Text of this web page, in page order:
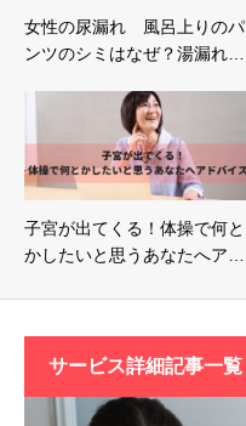
女性の尿漏れ 風呂上りのパ
ンツのシミはなぜ？湯漏れ…
子宮が出てくる！体操で何と
かしたいと思うあなたへア…
サービス詳細記事一覧